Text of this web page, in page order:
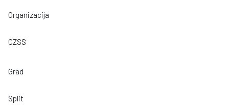
Organizacija
CZSS
Grad
Split